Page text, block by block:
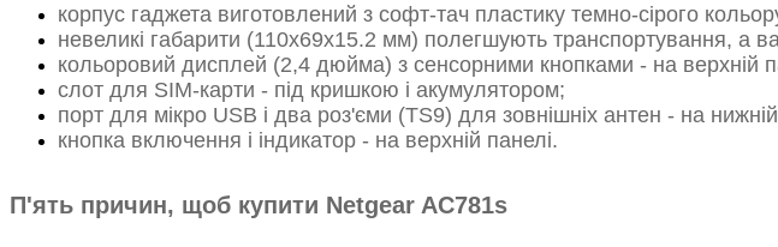
корпус гаджета виготовлений з софт-тач пластику темно-сірого
невеликі габарити (110x69x15.2 мм) полегшують транспортування, а
кольоровий дисплей (2,4 дюйма) з сенсорними кнопками - на верхній
слот для SIM-карти - під кришкою і акумулятором;
порт для мікро USB і два роз'єми (TS9) для зовнішніх антен - на
кнопка включення і індикатор - на верхній панелі.
П'ять причин, щоб купити Netgear AC781s